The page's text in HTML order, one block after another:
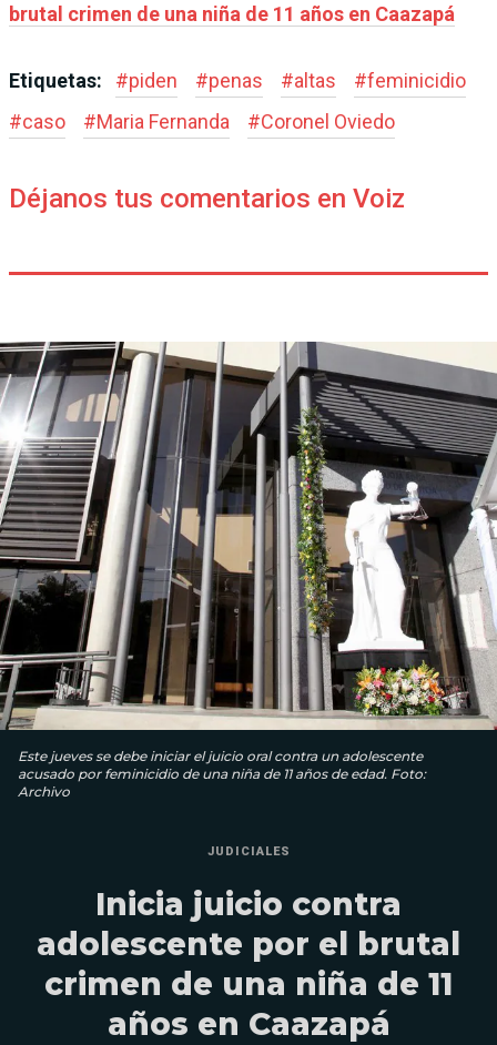
brutal crimen de una niña de 11 años en Caazapá
Etiquetas: #piden #penas #altas #feminicidio
#caso #Maria Fernanda #Coronel Oviedo
Déjanos tus comentarios en Voiz
Este jueves se debe iniciar el juicio oral contra un adolescente
acusado por feminicidio de una niña de 11 años de edad. Foto:
Archivo
JUDICIALES
Inicia juicio contra
adolescente por el brutal
crimen de una niña de 11
años en Caazapá